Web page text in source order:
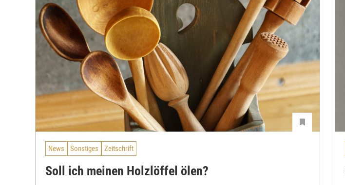
News Sonstiges Zeitschrift
Soll ich meinen Holzlöffel ölen?